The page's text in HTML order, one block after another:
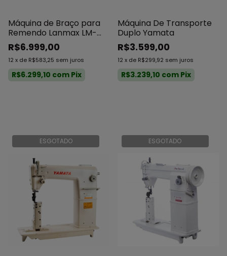
Máquina de Braço para
Remendo Lanmax LM-
2972
R$6.999,00
12 x de R$583,25 sem juros
R$6.299,10 com Pix
Máquina De Transporte
Duplo Yamata
R$3.599,00
12 x de R$299,92 sem juros
R$3.239,10 com Pix
ESGOTADO ESGOTADO